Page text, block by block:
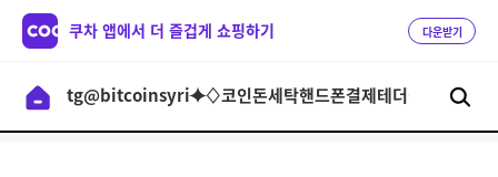
쿠차 앱에서 더 즐겁게 쇼핑하기 다운받기